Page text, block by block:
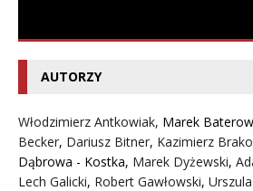
AUTORZY
Włodzimierz Antkowiak, Marek
Becker, Dariusz Bitner, Kazimierz
Dąbrowa - Kostka, Marek Dyżewski,
Lech Galicki, Robert Gawłowski,